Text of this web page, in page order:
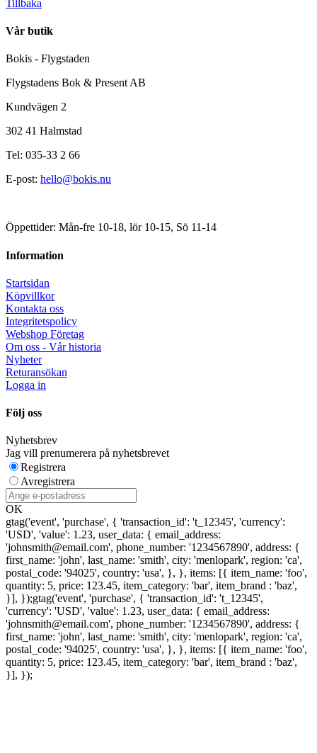
Tillbaka
Vår butik
Bokis - Flygstaden
Flygstadens Bok & Present AB
Kundvägen 2
302 41 Halmstad
Tel: 035-33 2 66
E-post: hello@bokis.nu
Öppettider: Mån-fre 10-18, lör 10-15, Sö 11-14
Information
Startsidan
Köpvillkor
Kontakta oss
Integritetspolicy
Webshop Företag
Om oss - Vår historia
Nyheter
Returansökan
Logga in
Följ oss
Nyhetsbrev
Jag vill prenumerera på nyhetsbrevet
Registrera
Avregistrera
OK
gtag('event', 'purchase', { 'transaction_id': 't_12345', 'currency':
'USD', 'value': 1.23, user_data: { email_address:
'johnsmith@email.com', phone_number: '1234567890', address: {
first_name: 'john', last_name: 'smith', city: 'menlopark', region: 'ca',
postal_code: '94025', country: 'usa', }, }, items: [{ item_name: 'foo',
quantity: 5, price: 123.45, item_category: 'bar', item_brand : 'baz',
}], });gtag('event', 'purchase', { 'transaction_id': 't_12345',
'currency': 'USD', 'value': 1.23, user_data: { email_address:
'johnsmith@email.com', phone_number: '1234567890', address: {
first_name: 'john', last_name: 'smith', city: 'menlopark', region: 'ca',
postal_code: '94025', country: 'usa', }, }, items: [{ item_name: 'foo',
quantity: 5, price: 123.45, item_category: 'bar', item_brand : 'baz',
}], });